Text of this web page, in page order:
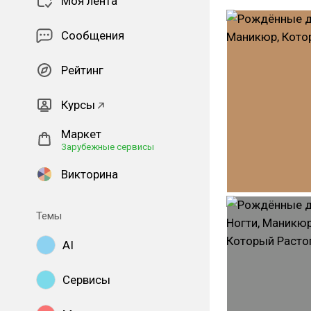
Сообщения
Рейтинг
Курсы
Маркет
Зарубежные сервисы
Викторина
Темы
AI
Сервисы